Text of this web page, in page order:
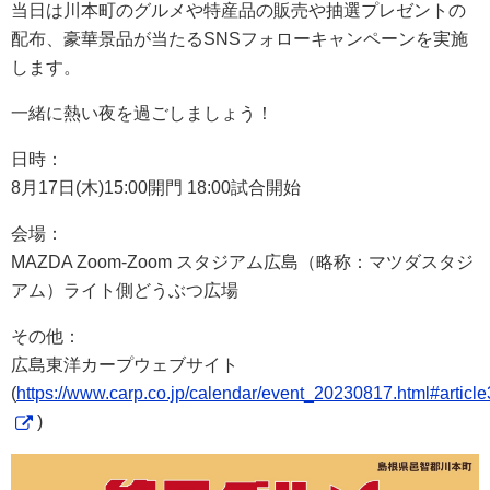
当日は川本町のグルメや特産品の販売や抽選プレゼントの
配布、豪華景品が当たるSNSフォローキャンペーンを実施
します。
一緒に熱い夜を過ごしましょう！
日時：
8月17日(木)15:00開門 18:00試合開始
会場：
MAZDA Zoom-Zoom スタジアム広島（略称：マツダスタジ
アム）ライト側どうぶつ広場
その他：
広島東洋カープウェブサイト
(https://www.carp.co.jp/calendar/
)